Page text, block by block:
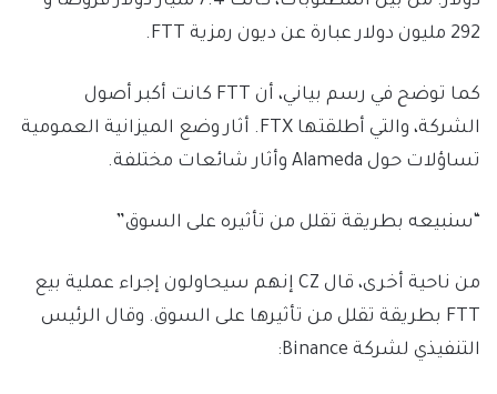
292 مليون دولار عبارة عن ديون رمزية FTT.
كما توضح في رسم بياني، أن FTT كانت أكبر أصول
الشركة، والتي أطلقتها FTX. أثار وضع الميزانية العمومية
تساؤلات حول Alameda وأثار شائعات مختلفة.
“سنبيعه بطريقة تقلل من تأثيره على السوق”
من ناحية أخرى، قال CZ إنهم سيحاولون إجراء عملية بيع
FTT بطريقة تقلل من تأثيرها على السوق. وقال الرئيس
التنفيذي لشركة Binance: